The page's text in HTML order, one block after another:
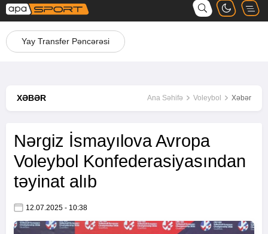
Yay Transfer Pəncərəsi
XƏBƏR Ana Səhifə Voleybol Xəbər
Nərgiz İsmayılova Avropa
Voleybol Konfederasiyasından
təyinat alıb
12.07.2025 - 10:38